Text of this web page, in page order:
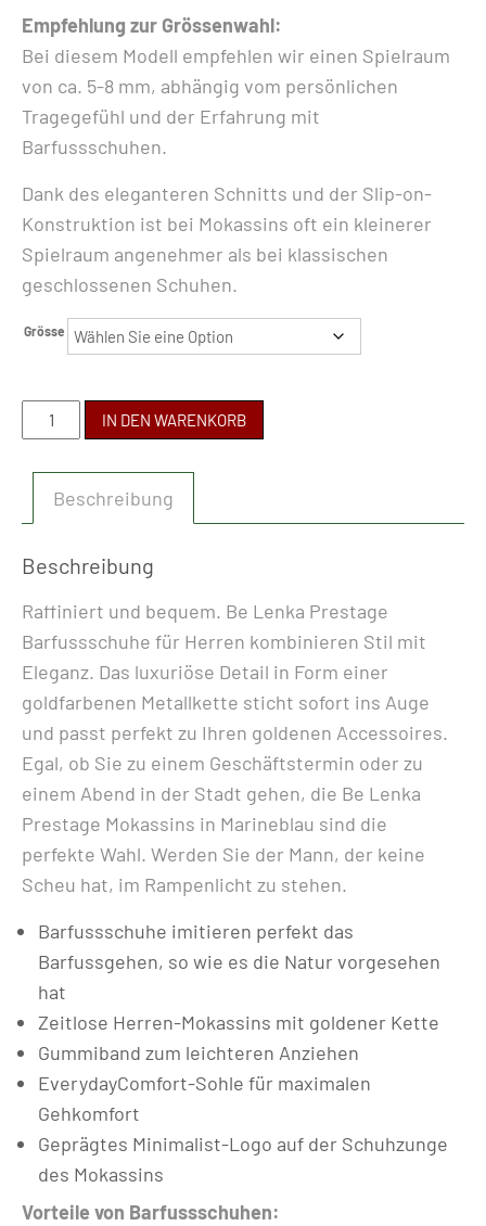
Empfehlung zur Grössenwahl:
Bei diesem Modell empfehlen wir einen Spielraum
von ca. 5-8 mm, abhängig vom persönlichen
Tragegefühl und der Erfahrung mit
Barfussschuhen.
Dank des eleganteren Schnitts und der Slip-on-
Konstruktion ist bei Mokassins oft ein kleinerer
Spielraum angenehmer als bei klassischen
geschlossenen Schuhen.
Grösse
LENKA
PRESTAGE
NAVY
&
Menge
IN DEN WARENKORB
Beschreibung
Beschreibung
Raffiniert und bequem. Be Lenka Prestage
Barfussschuhe für Herren kombinieren Stil mit
Eleganz. Das luxuriöse Detail in Form einer
goldfarbenen Metallkette sticht sofort ins Auge
und passt perfekt zu Ihren goldenen Accessoires.
Egal, ob Sie zu einem Geschäftstermin oder zu
einem Abend in der Stadt gehen, die Be Lenka
Prestage Mokassins in Marineblau sind die
perfekte Wahl. Werden Sie der Mann, der keine
Scheu hat, im Rampenlicht zu stehen.
Barfussschuhe imitieren perfekt das
Barfussgehen, so wie es die Natur vorgesehen
hat
Zeitlose Herren-Mokassins mit goldener Kette
Gummiband zum leichteren Anziehen
EverydayComfort-Sohle für maximalen
Gehkomfort
Geprägtes Minimalist-Logo auf der Schuhzunge
des Mokassins
Vorteile von Barfussschuhen: